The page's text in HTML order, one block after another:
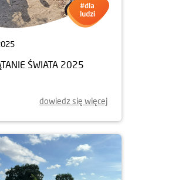
ŚWIATA 2025
dowiedz się więcej